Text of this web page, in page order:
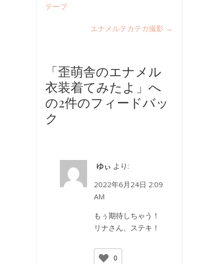
テープ
エナメルテカテカ撮影 →
「歪萌舎のエナメル
衣装着てみたよ」へ
の2件のフィードバッ
ク
ゆぃ より:
2022年6月24日 2:09
AM
もぅ期待しちゃう！
リナさん、ステキ！
0